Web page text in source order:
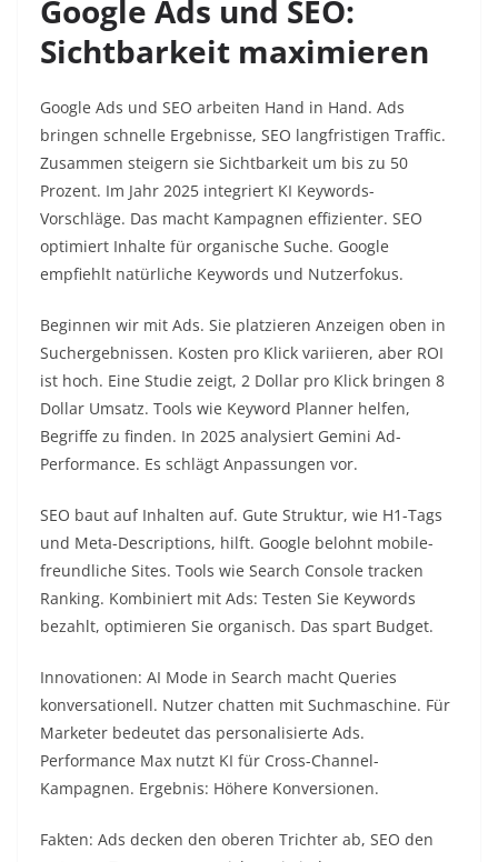
Google Ads und SEO:
Sichtbarkeit maximieren
Google Ads und SEO arbeiten Hand in Hand. Ads
bringen schnelle Ergebnisse, SEO langfristigen Traffic.
Zusammen steigern sie Sichtbarkeit um bis zu 50
Prozent. Im Jahr 2025 integriert KI Keywords-
Vorschläge. Das macht Kampagnen effizienter. SEO
optimiert Inhalte für organische Suche. Google
empfiehlt natürliche Keywords und Nutzerfokus.​
Beginnen wir mit Ads. Sie platzieren Anzeigen oben in
Suchergebnissen. Kosten pro Klick variieren, aber ROI
ist hoch. Eine Studie zeigt, 2 Dollar pro Klick bringen 8
Dollar Umsatz. Tools wie Keyword Planner helfen,
Begriffe zu finden. In 2025 analysiert Gemini Ad-
Performance. Es schlägt Anpassungen vor.​
SEO baut auf Inhalten auf. Gute Struktur, wie H1-Tags
und Meta-Descriptions, hilft. Google belohnt mobile-
freundliche Sites. Tools wie Search Console tracken
Ranking. Kombiniert mit Ads: Testen Sie Keywords
bezahlt, optimieren Sie organisch. Das spart Budget.​
Innovationen: AI Mode in Search macht Queries
konversationell. Nutzer chatten mit Suchmaschine. Für
Marketer bedeutet das personalisierte Ads.
Performance Max nutzt KI für Cross-Channel-
Kampagnen. Ergebnis: Höhere Konversionen.​
Fakten: Ads decken den oberen Trichter ab, SEO den